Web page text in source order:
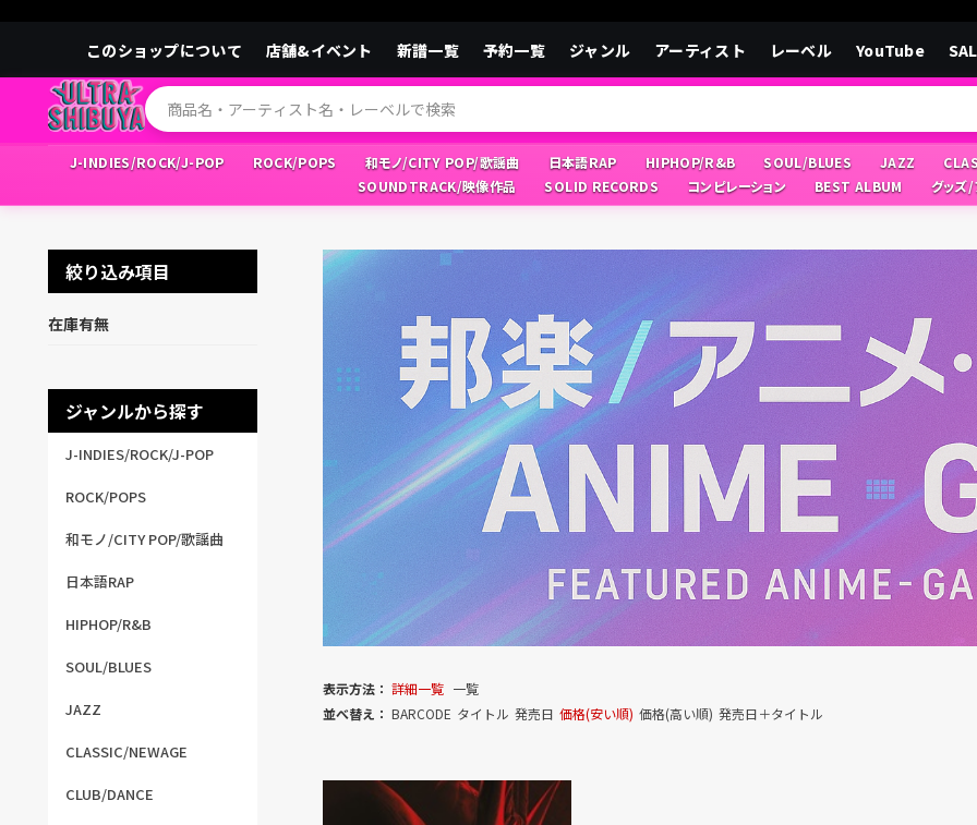
このショップについて 店舗&イベント 新譜一覧 予約一覧 ジャンル アーティスト レーベル YouTube
J-INDIES/ROCK/J-POP ROCK/POPS 和モノ/CITY POP/歌謡曲 日本語RAP HIPHOP/R&B SOUL/BLUES JAZZ
SOUNDTRACK/映像作品
SOLID RECORDS コンピレーション BEST ALBUM グッズ
絞り込み項目
在庫有無
ジャンルから探す
J-INDIES/ROCK/J-POP
ROCK/POPS
和モノ/CITY POP/歌謡曲
日本語RAP
HIPHOP/R&B
SOUL/BLUES
JAZZ
CLASSIC/NEWAGE
CLUB/DANCE
表示方法： 詳細一覧 一覧
並べ替え： BARCODE タイトル 発売日 価格(安い順) 価格(高い順) 発売日＋タイトル